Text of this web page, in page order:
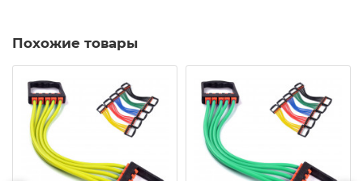
Похожие товары